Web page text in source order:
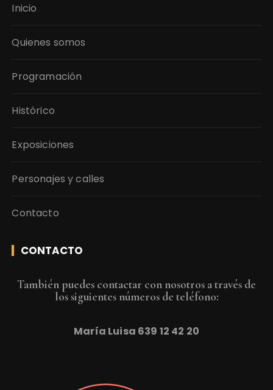
Inicio
Quienes somos
Programación
Histórico
Exposiciones
Personajes y calles
Contacto
CONTACTO
También puedes contactar con nosotros a través de
los siguientes números de teléfono:
María Luisa 639 12 42 20